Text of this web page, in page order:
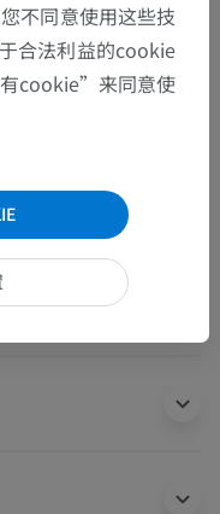
构
不同意使用这些技
合法利益的cookie
cookie”来同意使